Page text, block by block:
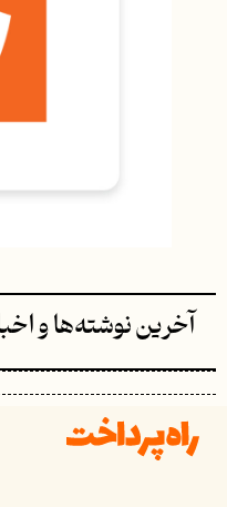
آخرین نوشته‌ها و